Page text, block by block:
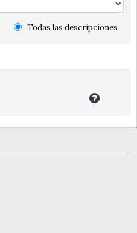
Todas las descripciones